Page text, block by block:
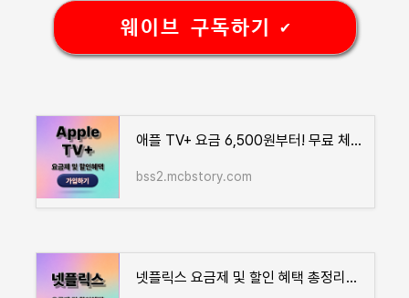
웨이브 구독하기 ✔️
애플 TV+ 요금 6,500원부터! 무료 체험, 실속형 혜택 총정리
bss2.mcbstory.com
넷플릭스 요금제 및 할인 혜택 총정리｜가성비 구독 방법 안내